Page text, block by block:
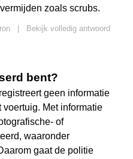
zoals scrubs.
Bekijk volledig antwoord
bent?
geen informatie
Met informatie
of
waaronder
gaat de politie